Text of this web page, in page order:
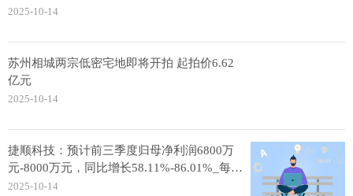
2025-10-14
苏州相城两宗低密宅地即将开拍 起拍价6.62
亿元
2025-10-14
捷顺科技：预计前三季度归母净利润6800万
元-8000万元，同比增长58.11%-86.01%_每日
讯息
2025-10-14